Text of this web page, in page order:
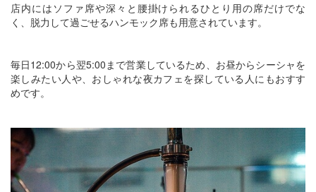
店内にはソファ席や深々と腰掛けられるひとり用の席だけでな
く、脱力して過ごせるハンモック席も用意されています。
毎日12:00から翌5:00まで営業しているため、お昼からシーシャを
楽しみたい人や、おしゃれな夜カフェを探している人にもおすす
めです。